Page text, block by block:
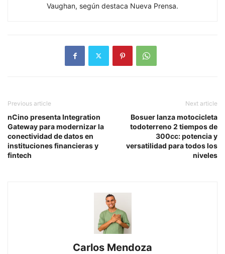
Vaughan, según destaca Nueva Prensa.
Previous article
nCino presenta Integration
Gateway para modernizar la
conectividad de datos en
instituciones financieras y
fintech
Next article
Bosuer lanza motocicleta
todoterreno 2 tiempos de
300cc: potencia y
versatilidad para todos los
niveles
Carlos Mendoza